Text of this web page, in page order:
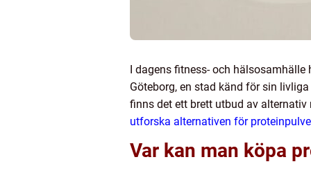
I dagens fitness- och
Göteborg, en stad känd för sin
finns det ett brett utbud av
utforska alternativen för
Var kan man köpa